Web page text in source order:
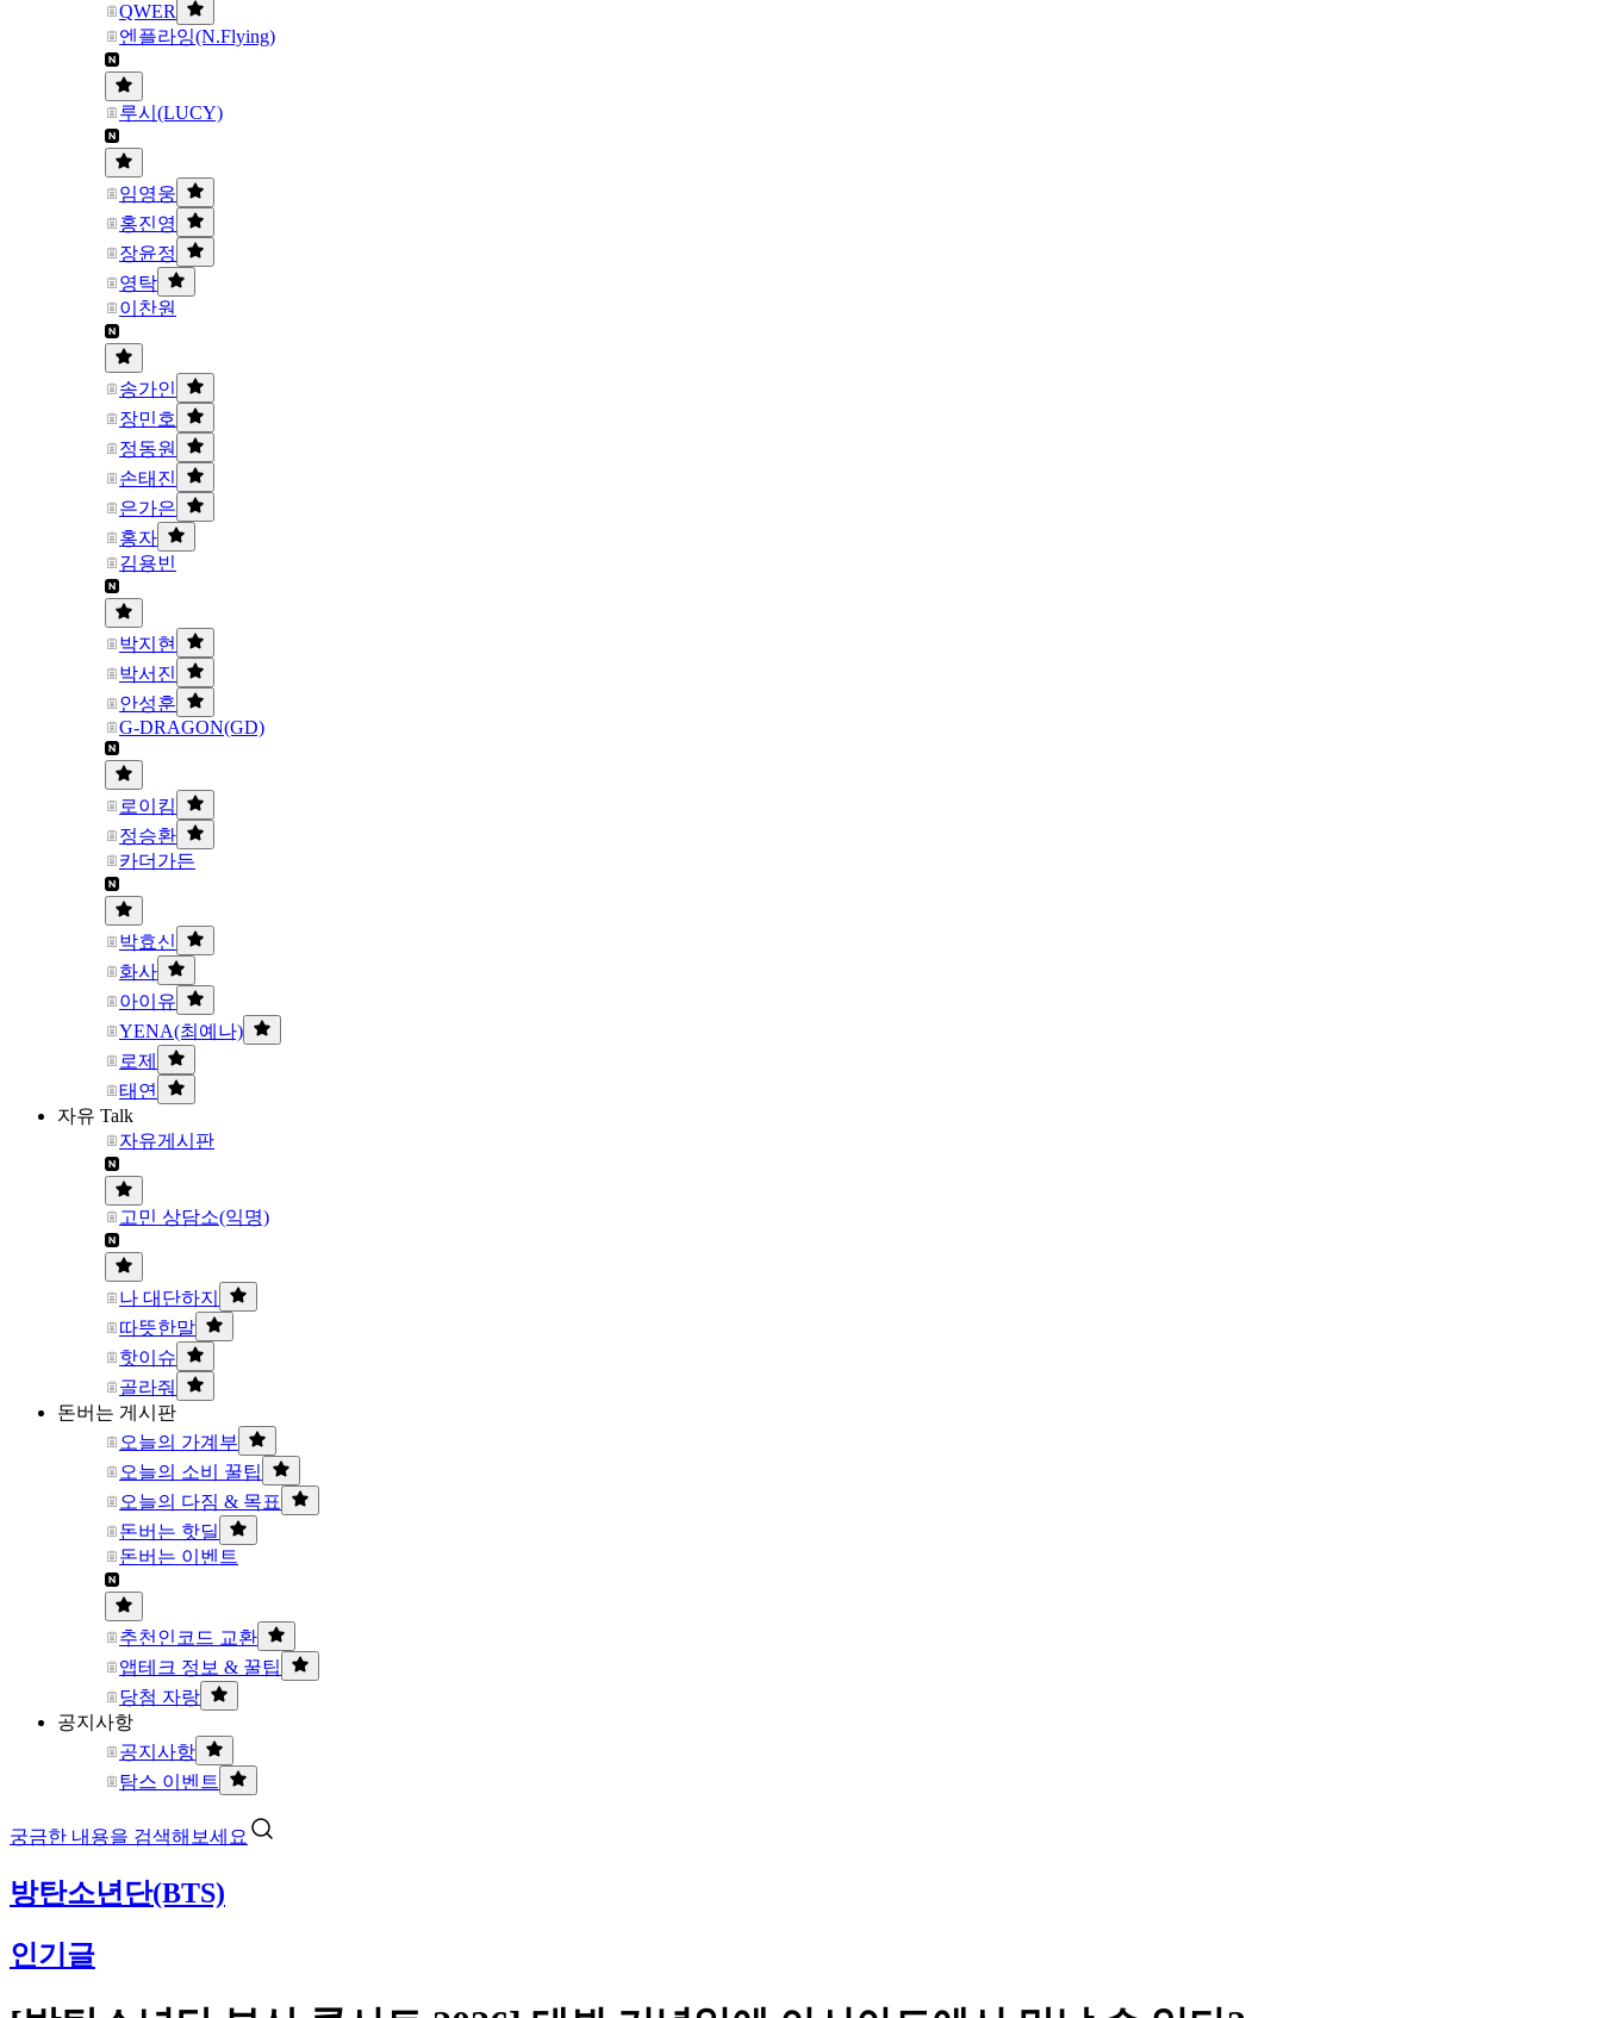
QWER
엔플라잉(N.Flying)
루시(LUCY)
임영웅
홍진영
장윤정
영탁
이찬원
송가인
장민호
정동원
손태진
은가은
홍자
김용빈
박지현
박서진
안성훈
G-DRAGON(GD)
로이킴
정승환
카더가든
박효신
화사
아이유
YENA(최예나)
로제
태연
자유 Talk
자유게시판
고민 상담소(익명)
나 대단하지
따뜻한말
핫이슈
골라줘
돈버는 게시판
오늘의 가계부
오늘의 소비 꿀팁
오늘의 다짐 & 목표
돈버는 핫딜
돈버는 이벤트
추천인코드 교환
앱테크 정보 & 꿀팁
당첨 자랑
공지사항
공지사항
탐스 이벤트
궁금한 내용을 검색해보세요
방탄소년단(BTS)
인기글